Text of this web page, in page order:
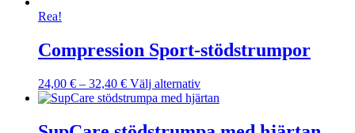
Rea!
Compression Sport-stödstrumpor
24,00 € – 32,40 €Prisintervall:
24,00 €
32,40 €
Välj alternativDen
här